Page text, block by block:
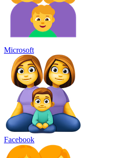
Microsoft
Facebook